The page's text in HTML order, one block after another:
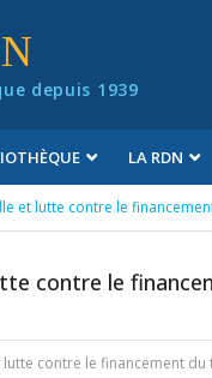
depuis 1939
LA RDN
et lutte contre le
contre le
contre le financement